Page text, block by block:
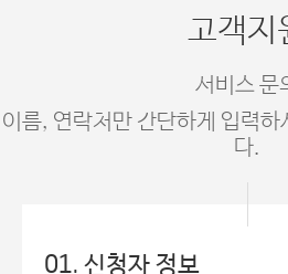
고객지
서비스 문
이름, 연락처만 간단하게 입력하
다.
01. 신청자 정보